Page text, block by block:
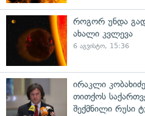
როგორ უნდა
ახალი კვლევა
6 აგვისტო, 15:36
ირაკლი
თითქოს
შექმნილი რუსი